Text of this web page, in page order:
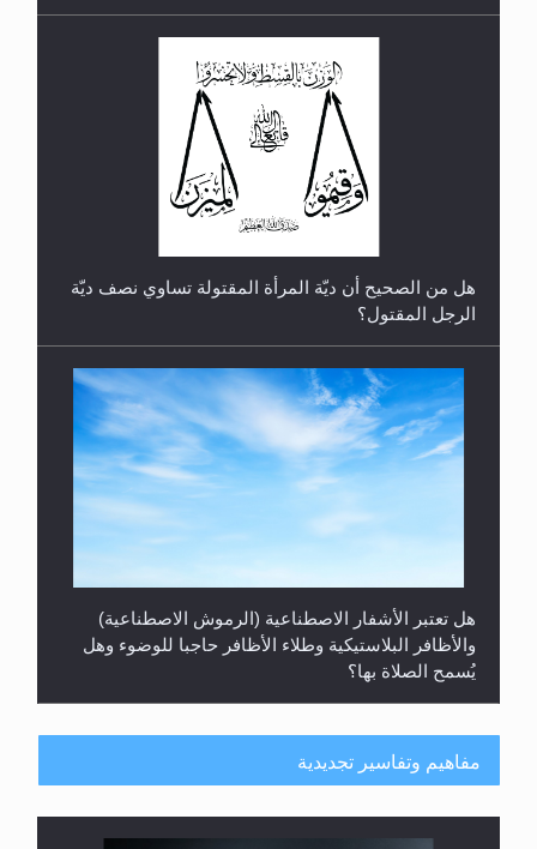
رأيٌ في لغة المسيح الموعود عليه السلام.. 4...
هل من الصحيح أن ديّة المرأة المقتولة تساوي نصف ديّة
الرجل المقتول؟
هل تعتبر الأشفار الاصطناعية (الرموش الاصطناعية)
والأظافر البلاستيكية وطلاء الأظافر حاجبا للوضوء وهل
يُسمح الصلاة بها؟
مفاهيم وتفاسير تجديدية